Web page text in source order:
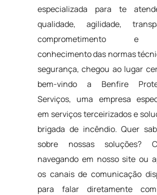
especializada para te
qualidade, agilidade,
comprometimento e
conhecimento das normas
segurança, chegou ao lugar
bem-vindo a Benfire
Serviços, uma empresa
em serviços terceirizados e
brigada de incêndio. Quer
sobre nossas soluções?
navegando em nosso site ou
os canais de comunicação
para falar diretamente